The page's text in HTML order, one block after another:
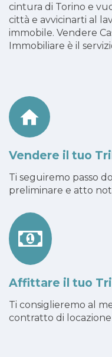
cintura di Torino e
città e avvicinarti al
immobile. Vendere
Immobiliare è il
Vendere il tuo
Ti seguiremo passo
preliminare e atto
Affittare il tuo
Ti consiglieremo al
contratto di